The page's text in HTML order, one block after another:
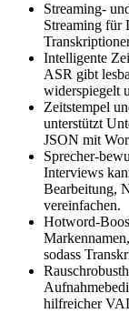
Streaming-
Streaming für
Intelligente
ASR gibt
widerspiegelt
Zeitstempel
unterstützt
JSON mit
Sprecher-
Interviews
Bearbeitung,
vereinfachen.
Hotword-
sodass
hilfreicher